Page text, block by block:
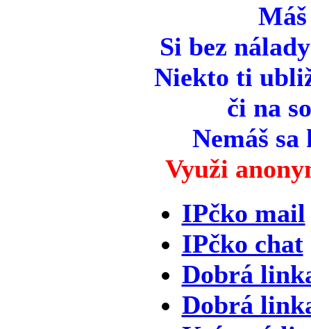
Si bez
Niekto ti
či na
Nemáš
Využi
IPčko mail
IPčko chat
Dobrá
Dobrá